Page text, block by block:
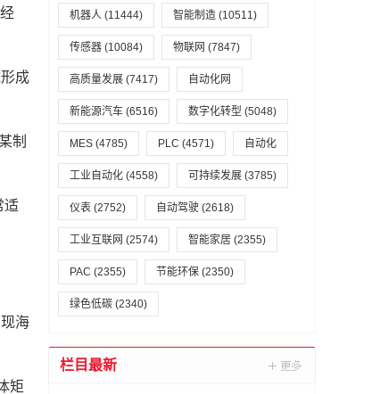
成
制
适
海
矩
机器人 (11444) 智能制造 (10511)
传感器 (10084) 物联网 (7847)
高质量发展 (7417) 自动化网
新能源汽车 (6516) 数字化转型 (5048)
MES (4785) PLC (4571) 自动化
工业自动化 (4558) 可持续发展 (3785)
仪表 (2752) 自动驾驶 (2618)
工业互联网 (2574) 智能家居 (2355)
PAC (2355) 节能环保 (2350)
绿色低碳 (2340)
栏目最新